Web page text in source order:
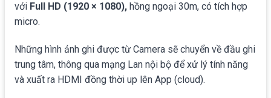
với Full HD (1920 × 1080), hồng ngoại 30m, có tích hợp
micro.
Những hình ảnh ghi được từ Camera sẽ chuyển về đầu ghi
trung tâm, thông qua mạng Lan nội bộ để xử lý tính năng
và xuất ra HDMI đồng thời up lên App (cloud).